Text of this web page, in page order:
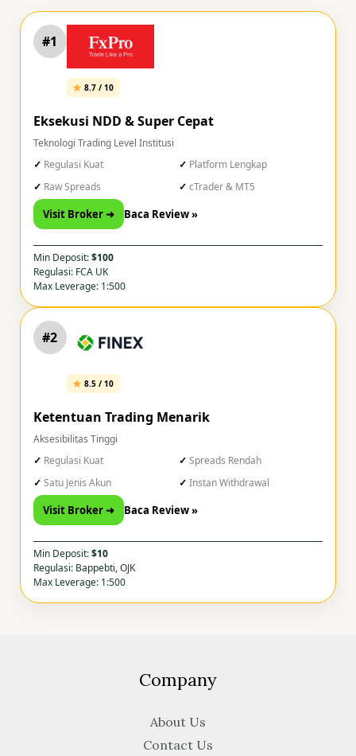
#1
8.7 / 10
Eksekusi NDD & Super Cepat
Teknologi Trading Level Institusi
Regulasi Kuat
Platform Lengkap
Raw Spreads
cTrader & MT5
Visit Broker ➜ Baca Review »
Min Deposit:$100
Regulasi: FCA UK
Max Leverage: 1:500
#2
8.5 / 10
Ketentuan Trading Menarik
Aksesibilitas Tinggi
Regulasi Kuat
Spreads Rendah
Satu Jenis Akun
Instan Withdrawal
Visit Broker ➜ Baca Review »
Min Deposit:$10
Regulasi: Bappebti, OJK
Max Leverage: 1:500
Company
About Us
Contact Us